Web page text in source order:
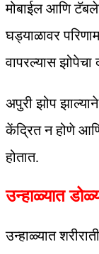
मोबाईल आणि
घड्याळावर
वापरल्यास झोपेचा
अपुरी झोप
केंद्रित न होणे
होतात.
उन्हाळ्यात
उन्हाळ्यात